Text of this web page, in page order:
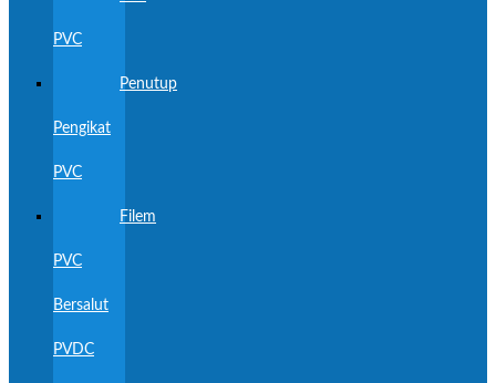
PVC
Penutup
Pengikat
PVC
Filem
PVC
Bersalut
PVDC